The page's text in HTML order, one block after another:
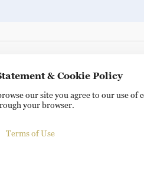
CGTN. 京ICP备20000184号
& Cookie Policy
our site you agree to our use of
your browser.
Terms of Use